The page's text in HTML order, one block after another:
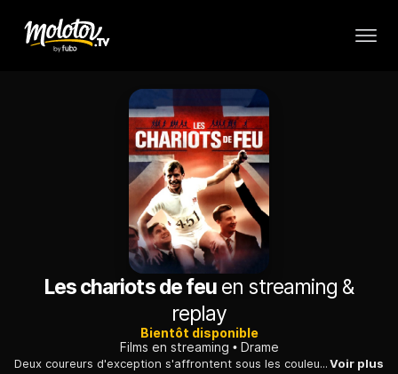
Les chariots de feu en streaming &
replay
Bientôt disponible
Films en streaming
Drame
Deux coureurs d'exception s'affrontent sous les couleurs britanniques, à Cambridge d'abord, lors de leurs études ensuite, puis aux Jeux olympiques de 1924.Voir plus